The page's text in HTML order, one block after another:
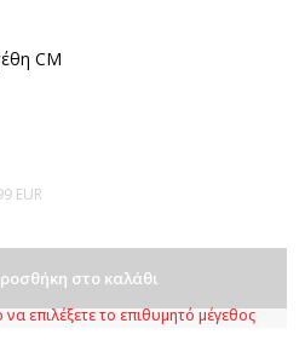
CM
EUR
στο καλάθι
να επιλέξετε το επιθυμητό μέγεθος